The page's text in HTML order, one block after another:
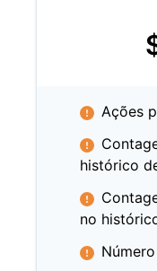
Ações
histórico
no